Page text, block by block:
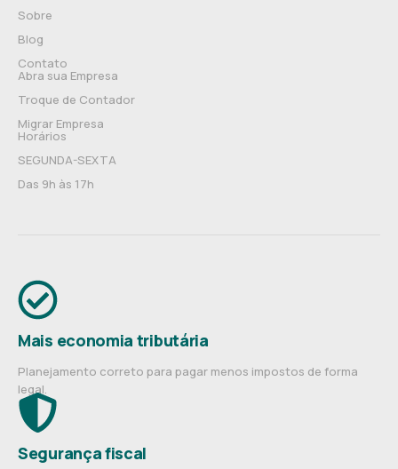
Sobre
Blog
Contato
Abra sua Empresa
Troque de Contador
Migrar Empresa
Horários
SEGUNDA-SEXTA
Das 9h às 17h
Mais economia tributária
Planejamento correto para pagar menos impostos de forma
legal.
Segurança fiscal